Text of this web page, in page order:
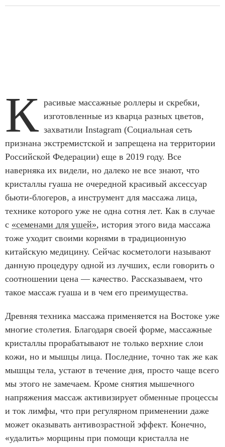
К расивые массажные роллеры и скребки,
изготовленные из кварца разных цветов,
захватили Instagram (Социальная сеть
признана экстремистской и запрещена на территории
Российской Федерации) еще в 2019 году. Все
наверняка их видели, но далеко не все знают, что
кристаллы гуаша не очередной красивый аксессуар
бьюти-блогеров, а инструмент для массажа лица,
технике которого уже не одна сотня лет. Как в случае
с «семенами для ушей», история этого вида массажа
тоже уходит своими корнями в традиционную
китайскую медицину. Сейчас косметологи называют
данную процедуру одной из лучших, если говорить о
соотношении цена — качество. Рассказываем, что
такое массаж гуаша и в чем его преимущества.
Древняя техника массажа применяется на Востоке уже
многие столетия. Благодаря своей форме, массажные
кристаллы прорабатывают не только верхние слои
кожи, но и мышцы лица. Последние, точно так же как
мышцы тела, устают в течение дня, просто чаще всего
мы этого не замечаем. Кроме снятия мышечного
напряжения массаж активизирует обменные процессы
и ток лимфы, что при регулярном применении даже
может оказывать антивозрастной эффект. Конечно,
«удалить» морщины при помощи кристалла не